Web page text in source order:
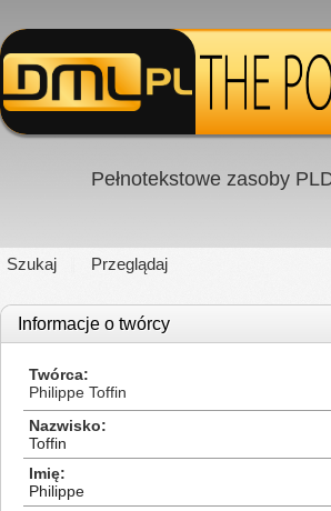
Pełnotekstowe zasoby
Szukaj Przeglądaj
Informacje o twórcy
Twórca
Philippe Toffin
Nazwisko
Toffin
Imię
Philippe